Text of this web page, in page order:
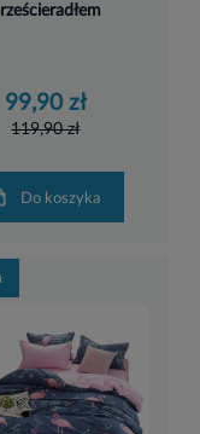
99,90 zł
119,90 zł
Do koszyka